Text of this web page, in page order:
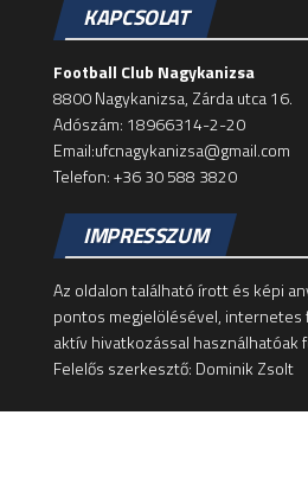
KAPCSOLAT
Football Club Nagykanizsa
8800 Nagykanizsa, Zárda utca 16.
Adószám: 18966314-2-20
Email:ufcnagykanizsa@gmail.com
Telefon: +36 30 588 3820
IMPRESSZUM
Az oldalon található írott és képi
pontos megjelölésével, internetes
aktív hivatkozással használhatóak
Felelős szerkesztő: Dominik Zsolt